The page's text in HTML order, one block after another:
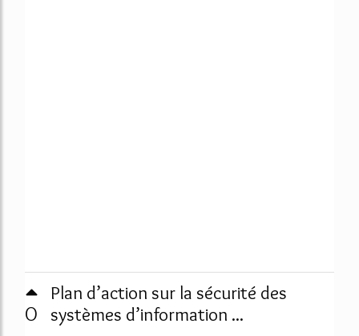
0
Plan d’action sur la sécurité des
systèmes d’information ...